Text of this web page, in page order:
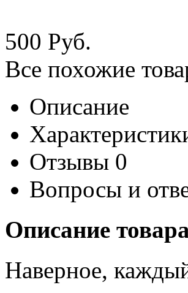
500 Руб.
Все похожие
Описание
Отзывы 0
Вопросы и
Описание
Наверное,